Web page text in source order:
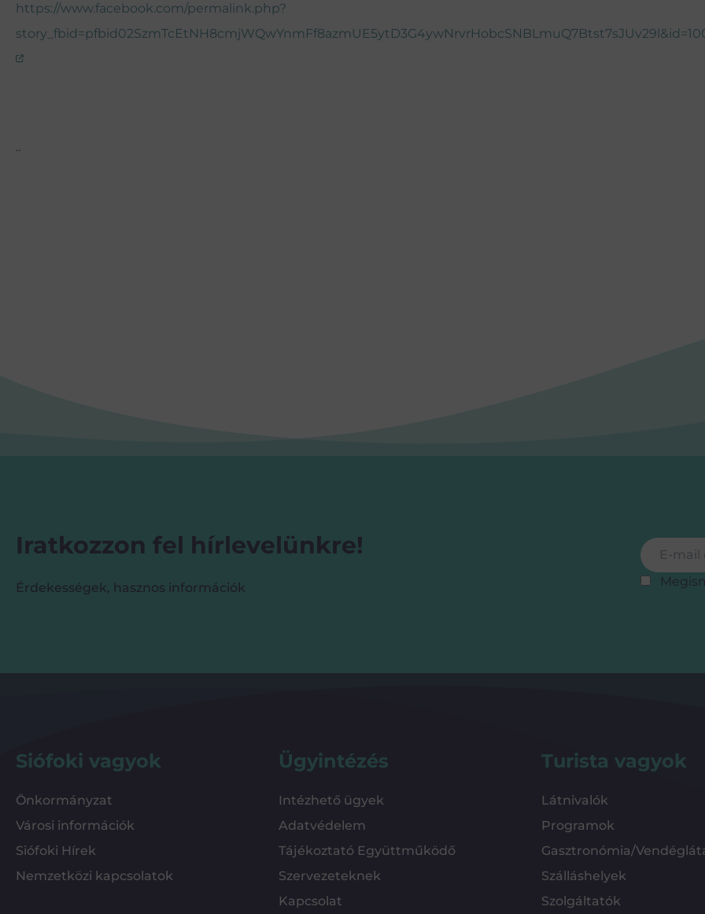
https://www.facebook.com/permalink.php?
..
Iratkozzon fel hírlevelünkre!
Érdekességek, hasznos információk
E-mail cím
Siófoki vagyok
Önkormányzat
Városi információk
Siófoki Hírek
Nemzetközi kapcsolatok
Ügyintézés
Intézhető ügyek
Adatvédelem
Tájékoztató Együttműködő
Szervezeteknek
Kapcsolat
Turista vagyok
Látnivalók
Programok
Gasztronómia/
Szálláshelyek
Szolgáltatók